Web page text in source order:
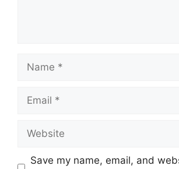
Save my name, email, and